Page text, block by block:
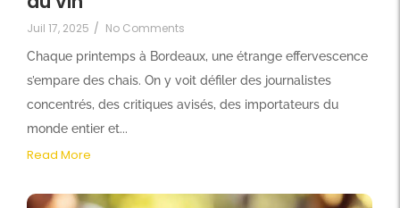
Juil 17, 2025 / No Comments
Chaque printemps à Bordeaux, une étrange effervescence
s’empare des chais. On y voit défiler des journalistes
concentrés, des critiques avisés, des importateurs du
monde entier et...
Read More